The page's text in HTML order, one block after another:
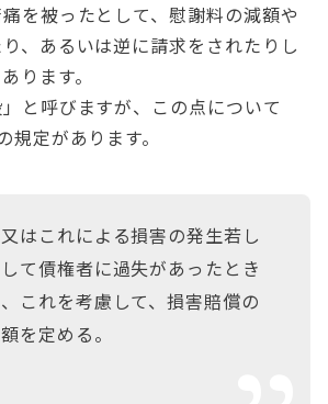
を被ったとして、慰謝料の減額や
、あるいは逆に請求をされたりし
ります。
と呼びますが、この点について
定があります。
はこれによる損害の発生若し
て債権者に過失があったとき
これを考慮して、損害賠償の
を定める。